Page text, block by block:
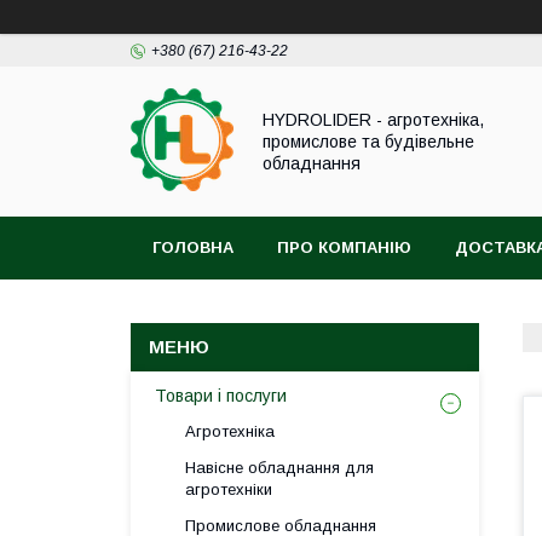
+380 (67) 216-43-22
HYDROLIDER - агротехніка,
промислове та будівельне
обладнання
ГОЛОВНА ПРО КОМПАНІЮ
Товари і послуги
Агротехніка
Навісне обладнання для
агротехніки
Промислове обладнання